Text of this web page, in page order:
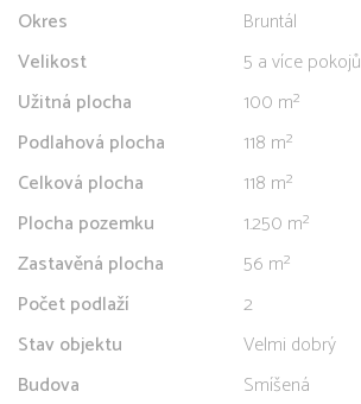
Okres
Bruntál
Velikost
5 a více pokojů
Užitná plocha
100 m²
Podlahová plocha
118 m²
Celková plocha
118 m²
Plocha pozemku
1.250 m²
Zastavěná plocha
56 m²
Počet podlaží
2
Stav objektu
Velmi dobrý
Budova
Smíšená